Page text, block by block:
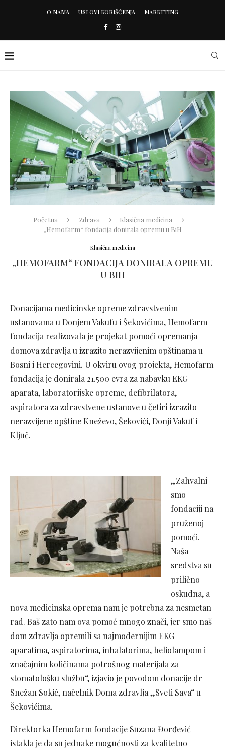
O NAMA USLOVI KORIŠĆENJA MARKETING
Početna Zdrava
Klasična medicina
„Hemofarm“ fondacija donirala opremu u BiH
Klasična medicina
„HEMOFARM“ FONDACIJA DONIRALA OPREMU
U BIH
Donacijama medicinske opreme zdravstvenim
ustanovama u Donjem Vakufu i Šekovićima, Hemofarm
fondacija realizovala je projekat pomoći opremanja
domova zdravlja u izrazito nerazvijenim opštinama u
Bosni i Hercegovini. U okviru ovog projekta, Hemofarm
fondacija je donirala 21.500 evra za nabavku EKG
aparata, laboratorijske opreme, defibrilatora,
aspiratora za zdravstvene ustanove u četiri izrazito
nerazvijene opštine Kneževo, Šekovići, Donji Vakuf i
Ključ.
„Zahvalni
smo
fondaciji na
pruženoj
pomoći.
Naša
sredstva su
prilično
oskudna, a
nova medicinska oprema nam je potrebna za nesmetan
rad. Baš zato nam ova pomoć mnogo znači, jer smo naš
dom zdravlja opremili sa najmodernijim EKG
aparatima, aspiratorima, inhalatorima, heliolampom i
značajnim količinama potrošnog materijala za
stomatološku službu“, izjavio je povodom donacije dr
Snežan Sokić, načelnik Doma zdravlja „Sveti Sava“ u
Šekovićima.
Direktorka Hemofarm fondacije Suzana Đorđević
istakla je da su jednake mogućnosti za kvalitetno